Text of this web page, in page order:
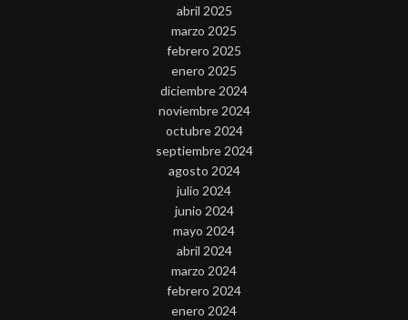
abril 2025
marzo 2025
febrero 2025
enero 2025
diciembre 2024
noviembre 2024
octubre 2024
septiembre 2024
agosto 2024
julio 2024
junio 2024
mayo 2024
abril 2024
marzo 2024
febrero 2024
enero 2024